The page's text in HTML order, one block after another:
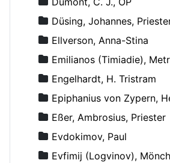
Düsing, Johannes,
Ellverson, Anna-Stina
Emilianos (Timiadie),
Engelhardt, H. Tristram
Epiphanius von Zypern,
Eßer, Ambrosius, Priester
Evdokimov, Paul
Evfimij (Logvinov),